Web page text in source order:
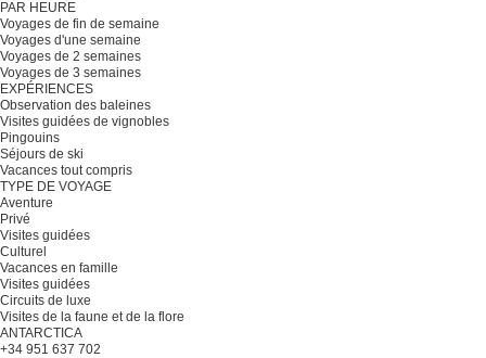
PAR HEURE
Voyages de fin de semaine
Voyages d'une semaine
Voyages de 2 semaines
Voyages de 3 semaines
EXPÉRIENCES
Observation des baleines
Visites guidées de vignobles
Pingouins
Séjours de ski
Vacances tout compris
TYPE DE VOYAGE
Aventure
Privé
Visites guidées
Culturel
Vacances en famille
Visites guidées
Circuits de luxe
Visites de la faune et de la flore
ANTARCTICA
+34 951 637 702